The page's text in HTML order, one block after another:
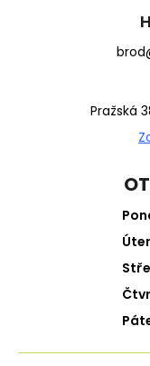
Pražská